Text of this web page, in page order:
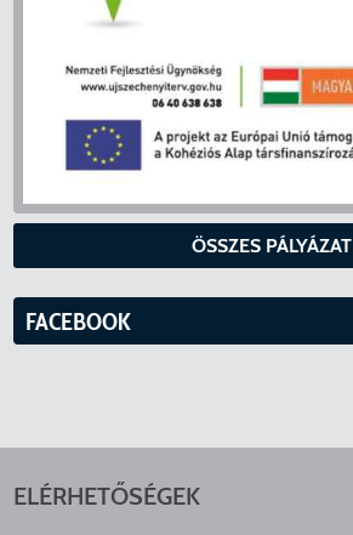
ÖSSZES PÁLYÁZAT
FACEBOOK
ELÉRHETŐSÉGEK